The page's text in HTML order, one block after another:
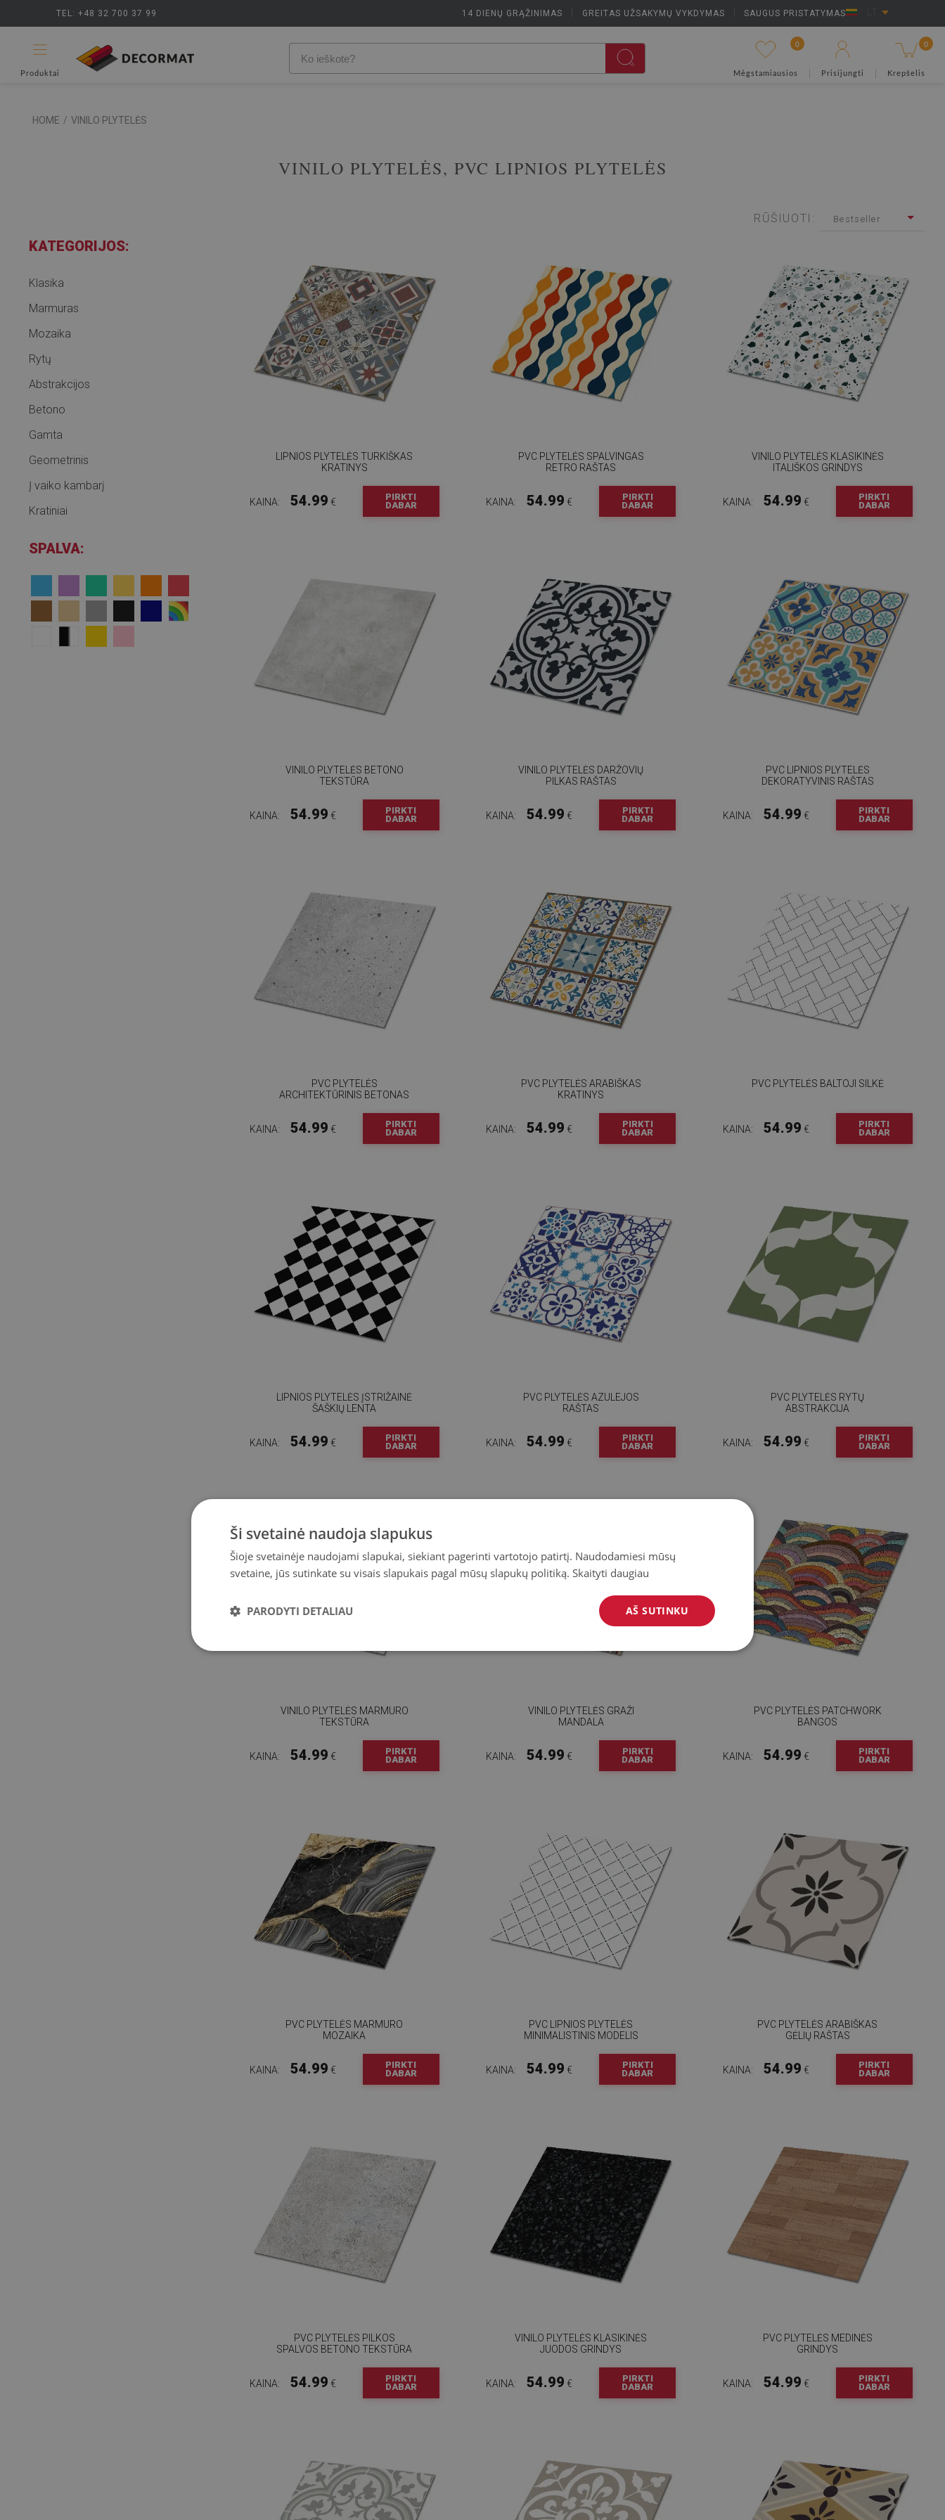
TEL: +48 32 700 37 99 14 DIENŲ GRĄŽINIMAS GREITAS UŽSAKYMŲ VYKDYMAS SAUGUS PRISTATYMAS
Produktai
0
Mėgstamiausios Prisijungti
0
Krepšelis
HOME / VINILO PLYTELĖS
VINILO PLYTELĖS, PVC LIPNIOS PLYTELĖS
RŪŠIUOTI: Bestseller
KATEGORIJOS:
Klasika
Marmuras
Mozaika
Rytų
Abstrakcijos
Betono
Gamta
Geometrinis
Į vaiko kambarį
Kratiniai
SPALVA:
LIPNIOS PLYTELĖS TURKIŠKAS
KRATINYS
KAINA: 54.99 €
PIRKTI
DABAR
PVC PLYTELĖS SPALVINGAS
RETRO RAŠTAS
KAINA: 54.99 €
PIRKTI
DABAR
VINILO PLYTELĖS KLASIKINĖS
ITALIŠKOS GRINDYS
KAINA: 54.99 €
PIRKTI
DABAR
VINILO PLYTELĖS BETONO
TEKSTŪRA
KAINA: 54.99 €
PIRKTI
DABAR
VINILO PLYTELĖS DARŽOVIŲ
PILKAS RAŠTAS
KAINA: 54.99 €
PIRKTI
DABAR
PVC LIPNIOS PLYTELĖS
DEKORATYVINIS RAŠTAS
KAINA: 54.99 €
PIRKTI
DABAR
PVC PLYTELĖS
ARCHITEKTŪRINIS BETONAS
KAINA: 54.99 €
PIRKTI
DABAR
PVC PLYTELĖS ARABIŠKAS
KRATINYS
KAINA: 54.99 €
PIRKTI
DABAR
PVC PLYTELĖS BALTOJI SILKĖ
KAINA: 54.99 €
PIRKTI
DABAR
LIPNIOS PLYTELĖS ĮSTRIŽAINĖ
ŠAŠKIŲ LENTA
KAINA: 54.99 €
PIRKTI
DABAR
PVC PLYTELĖS AZULEJOS
RAŠTAS
KAINA: 54.99 €
PIRKTI
DABAR
PVC PLYTELĖS RYTŲ
ABSTRAKCIJA
KAINA: 54.99 €
PIRKTI
DABAR
VINILO PLYTELĖS MARMURO
TEKSTŪRA
KAINA: 54.99 €
PIRKTI
DABAR
VINILO PLYTELĖS GRAŽI
MANDALA
KAINA: 54.99 €
PIRKTI
DABAR
PVC PLYTELĖS PATCHWORK
BANGOS
KAINA: 54.99 €
PIRKTI
DABAR
PVC PLYTELĖS MARMURO
MOZAIKA
KAINA: 54.99 €
PIRKTI
DABAR
PVC LIPNIOS PLYTELĖS
MINIMALISTINIS MODELIS
KAINA: 54.99 €
PIRKTI
DABAR
PVC PLYTELĖS ARABIŠKAS
GĖLIŲ RAŠTAS
KAINA: 54.99 €
PIRKTI
DABAR
PVC PLYTELĖS PILKOS
SPALVOS BETONO TEKSTŪRA
KAINA: 54.99 €
PIRKTI
DABAR
VINILO PLYTELĖS KLASIKINĖS
JUODOS GRINDYS
KAINA: 54.99 €
PIRKTI
DABAR
PVC PLYTELĖS MEDINĖS
GRINDYS
KAINA: 54.99 €
PIRKTI
DABAR
Ši svetainė naudoja slapukus
Šioje svetainėje naudojami slapukai, siekiant pagerinti vartotojo patirtį. Naudodamiesi mūsų
svetaine, jūs sutinkate su visais slapukais pagal mūsų slapukų politiką. Skaityti daugiau
AŠ SUTINKU
PARODYTI DETALIAU